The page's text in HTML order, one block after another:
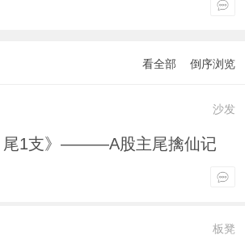
看全部 倒序浏览
沙发
尾1支》———A股主尾擒仙记
板凳